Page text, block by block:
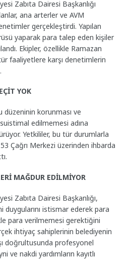
Zabıta Dairesi Başkanlığı
ana arterler ve AVM
gerçekleştirdi. Yapılan
yaparak para talep eden kişiler
Ekipler, özellikle Ramazan
faaliyetlere karşı denetimlerin
YOK
düzeninin korunması ve
edilmemesi adına
Yetkililer, bu tür durumlarla
Çağrı Merkezi üzerinden ihbarda
MAĞDUR EDİLMİYOR
Zabıta Dairesi Başkanlığı,
duygularını istismar ederek para
para verilmemesi gerektiğini
ihtiyaç sahiplerinin belediyenin
doğrultusunda profesyonel
ve nakdi yardımların kayıtlı